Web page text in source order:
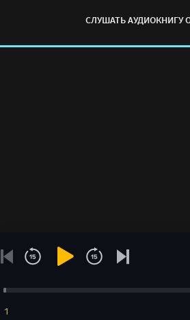
СЛУШАТЬ АУДИОКНИГУ
1